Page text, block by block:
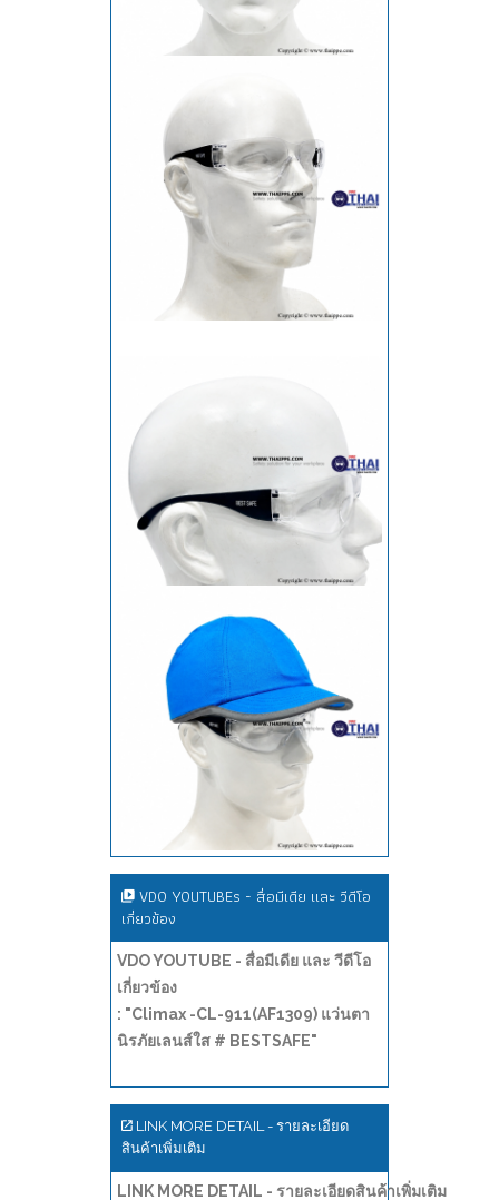
VDO YOUTUBEs - สื่อมีเดีย และ วีดีโอ
เกี่ยวข้อง
VDO YOUTUBE - สื่อมีเดีย และ วีดีโอ
เกี่ยวข้อง
: "Climax -CL-911(AF1309) แว่นตา
นิรภัยเลนส์ใส # BESTSAFE"
LINK MORE DETAIL - รายละเอียด
สินค้าเพิ่มเติม
LINK MORE DETAIL - รายละเอียดสินค้าเพิ่มเติม